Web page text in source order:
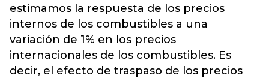
estimamos la respuesta de los precios
internos de los combustibles a una
variación de 1% en los precios
internacionales de los combustibles. Es
decir, el efecto de traspaso de los precios